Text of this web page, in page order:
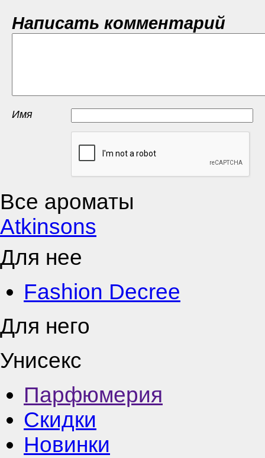
Написать комментарий
Имя
Все ароматы
Atkinsons
Для нее
Fashion Decree
Для него
Унисекс
Парфюмерия
Скидки
Новинки